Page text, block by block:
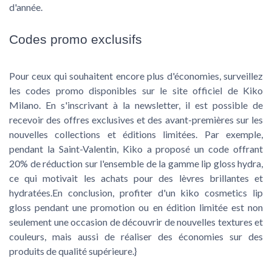
d'année.
Codes promo exclusifs
Pour ceux qui souhaitent encore plus d'économies, surveillez
les codes promo disponibles sur le site officiel de Kiko
Milano. En s'inscrivant à la newsletter, il est possible de
recevoir des offres exclusives et des avant-premières sur les
nouvelles collections et éditions limitées. Par exemple,
pendant la Saint-Valentin, Kiko a proposé un code offrant
20% de réduction sur l'ensemble de la gamme lip gloss hydra,
ce qui motivait les achats pour des lèvres brillantes et
hydratées.En conclusion, profiter d'un kiko cosmetics lip
gloss pendant une promotion ou en édition limitée est non
seulement une occasion de découvrir de nouvelles textures et
couleurs, mais aussi de réaliser des économies sur des
produits de qualité supérieure.}